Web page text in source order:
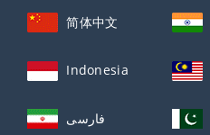
简体中文
Indonesia
فارسی